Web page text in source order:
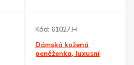
Kód: 61027.H
Dámská kožená
peněženka, luxusní